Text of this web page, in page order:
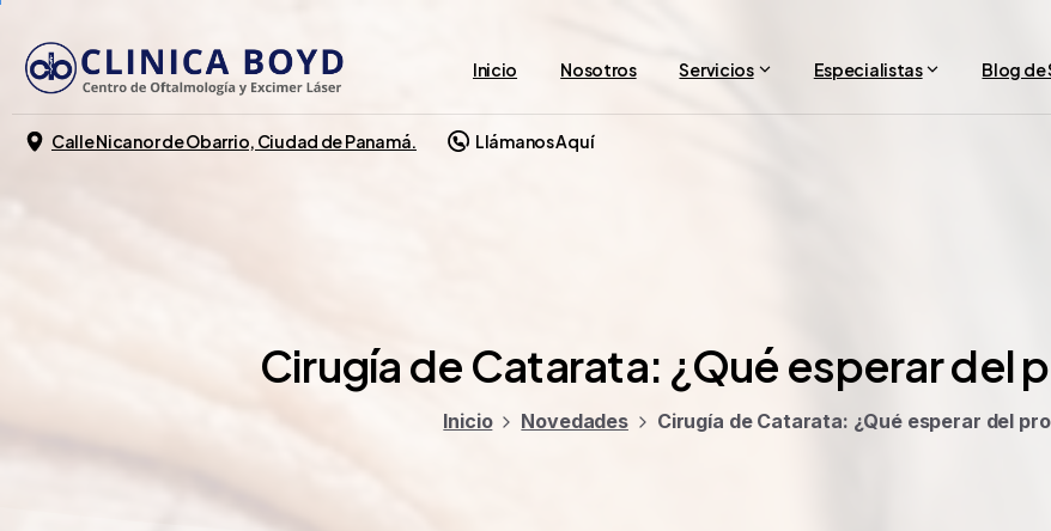
Inicio Nosotros Servicios Especialistas Blog de
Calle Nicanor de Obarrio, Ciudad de Panamá. Llámanos Aquí
Cirugía de Catarata: ¿Qué esperardel
Inicio Novedades Cirugía de Catarata: ¿Qué esperar del